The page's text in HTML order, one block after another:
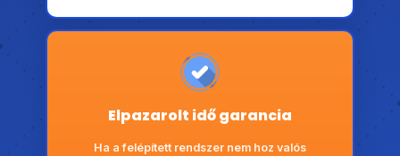
Elpazarolt idő garancia
Ha a felépített rendszer nem hoz valós